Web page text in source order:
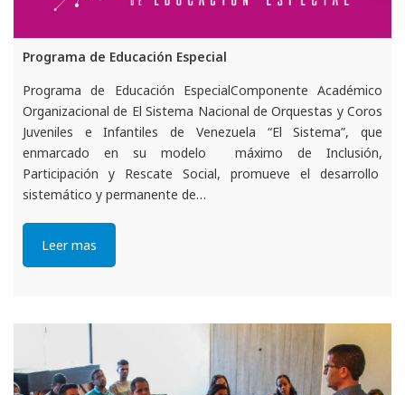
Programa de Educación Especial
Programa de Educación EspecialComponente Académico
Organizacional de El Sistema Nacional de Orquestas y Coros
Juveniles e Infantiles de Venezuela “El Sistema”, que
enmarcado en su modelo máximo de Inclusión,
Participación y Rescate Social, promueve el desarrollo
sistemático y permanente de…
Leer mas